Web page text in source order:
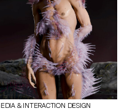
& INTERACTION DESIGN